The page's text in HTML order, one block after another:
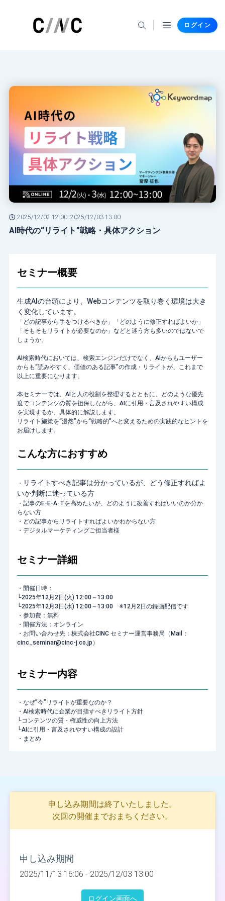
ログイン
2025/12/02 12:00 -2025/12/03 13:00
AI時代の“リライト”戦略・具体アクション
セミナー概要
生成AIの台頭により、Webコンテンツを取り巻く環境は大き
く変化しています。
「どの記事から手をつけるべきか」「どのように修正すればよいか」
「そもそもリライトが必要なのか」などと迷う方も多いのではないで
しょうか。
AI検索時代においては、検索エンジンだけでなく、AIからもユーザー
からも“読みやすく、価値のある記事”の作成・リライトが、これまで
以上に重要になります。
本セミナーでは、AIと人の役割を整理するとともに、どのような優先
度でコンテンツの質を担保しながら、AIに引用・言及されやすい構成
を実現するか、具体的に解説します。
リライト施策を“漫然”から“戦略的”へと変えるための実践的なヒントを
お届けします。
こんな方におすすめ
・ リライトすべき記事は分かっているが、どう修正すればよ
いか判断に迷っている方
・記事のE-E-A-Tを高めたいが、どのように改善すればいいのか分か
らない方
・どの記事からリライトすればよいかわからない方
・デジタルマーケティングご担当者様
セミナー詳細
・開催日時：
└2025年12月2日(火) 12:00～13:00
└2025年12月3日(水) 12:00～13:00 ※12月2日の録画配信です
・参加費：無料
・開催方法：オンライン
・お問い合わせ先：株式会社CINC セミナー運営事務局（Mail：
cinc_seminar@cinc-j.co.jp）
セミナー内容
・なぜ”今”リライトが重要なのか？
・AI検索時代に企業が目指すべきリライト方針
└コンテンツの質・権威性の向上方法
└AIに引用・言及されやすい構成の設計
・まとめ
申し込み期間は終了いたしました。
次回の開催までおまちください。
申し込み期間
2025/11/13 16:06 - 2025/12/03 13:00
ログイン画面へ